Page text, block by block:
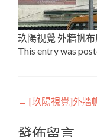
玖陽視覺 外牆帆
This entry was
Post
← [玖陽視覺]外牆
發佈留言